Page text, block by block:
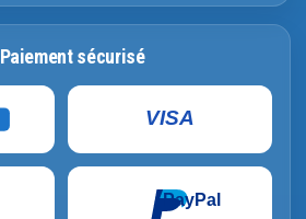
Paiement sécurisé
VISA
PayPal